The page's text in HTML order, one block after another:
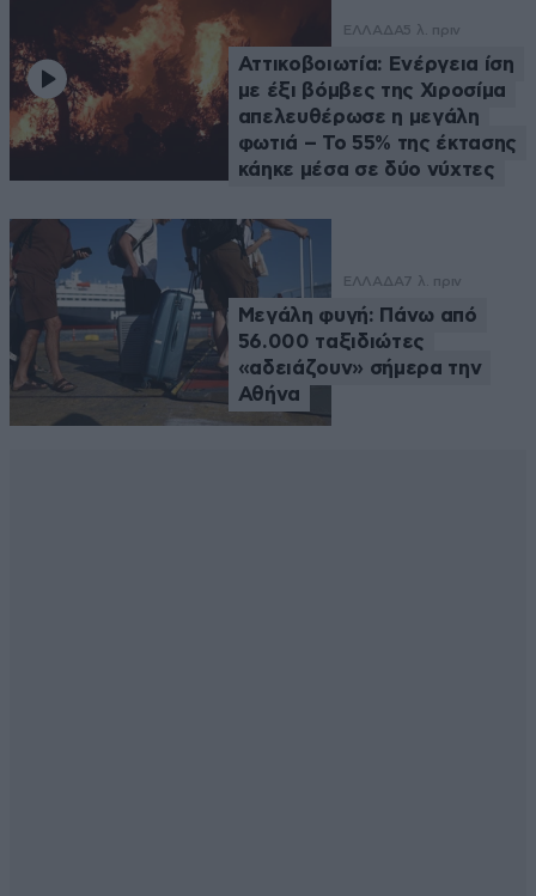
ΕΛΛΑΔΑ5 λ. πριν
Αττικοβοιωτία: Ενέργεια ίση
με έξι βόμβες της Χιροσίμα
απελευθέρωσε η μεγάλη
φωτιά – Το 55% της έκτασης
κάηκε μέσα σε δύο νύχτες
ΕΛΛΑΔΑ7 λ. πριν
Μεγάλη φυγή: Πάνω από
56.000 ταξιδιώτες
«αδειάζουν» σήμερα την
Αθήνα